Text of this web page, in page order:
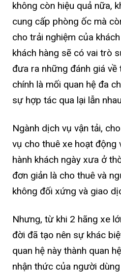
không còn hiệu quả nữa,
cung cấp phòng ốc mà
cho trải nghiệm của
khách hàng sẽ có vai trò
đưa ra những đánh giá
chính là mối quan hệ đa
sự hợp tác qua lại lẫn
Ngành dịch vụ vận tải,
vụ cho thuê xe hoạt động
hành khách ngày xưa ở
đơn giản là cho thuê và
không đối xứng và giao
Nhưng, từ khi 2 hãng xe
đời đã tạo nên sự khác
quan hệ này thành quan
nhận thức của người